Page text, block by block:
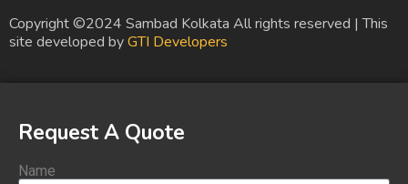
Copyright ©2024 Sambad Kolkata All rights reserved | This
site developed byGTI Developers
Request A Quote
Name